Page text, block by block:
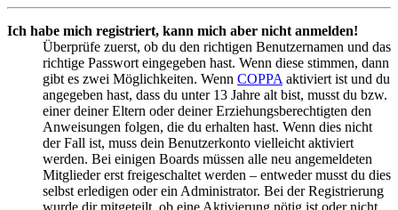
Ich habe mich registriert, kann mich aber nicht anmelden!
Überprüfe zuerst, ob du den richtigen Benutzernamen und das
richtige Passwort eingegeben hast. Wenn diese stimmen, dann
gibt es zwei Möglichkeiten. Wenn COPPA aktiviert ist und du
angegeben hast, dass du unter 13 Jahre alt bist, musst du bzw.
einer deiner Eltern oder deiner Erziehungsberechtigten den
Anweisungen folgen, die du erhalten hast. Wenn dies nicht
der Fall ist, muss dein Benutzerkonto vielleicht aktiviert
werden. Bei einigen Boards müssen alle neu angemeldeten
Mitglieder erst freigeschaltet werden – entweder musst du dies
selbst erledigen oder ein Administrator. Bei der Registrierung
wurde dir mitgeteilt, ob eine Aktivierung nötig ist oder nicht.